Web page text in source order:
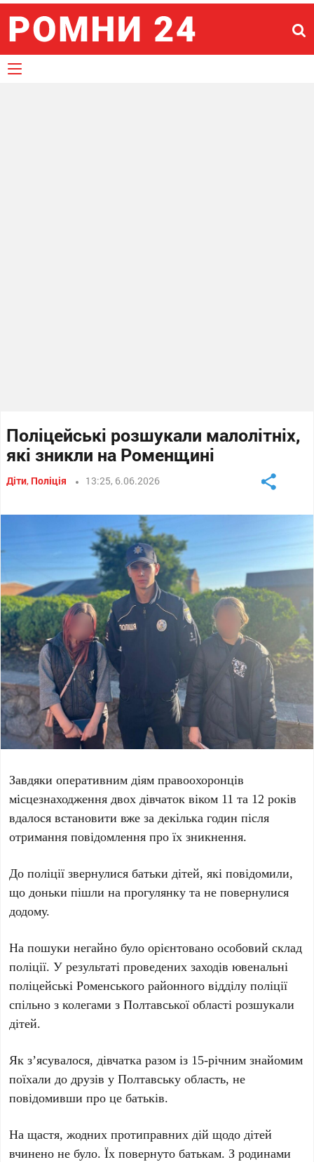
Поліцейські розшукали малолітніх,
які зникли на Роменщині
Діти, Поліція 13:25, 6.06.2026
Завдяки оперативним діям правоохоронців
місцезнаходження двох дівчаток віком 11 та 12 років
вдалося встановити вже за декілька годин після
отримання повідомлення про їх зникнення.
До поліції звернулися батьки дітей, які повідомили,
що доньки пішли на прогулянку та не повернулися
додому.
На пошуки негайно було орієнтовано особовий склад
поліції. У результаті проведених заходів ювенальні
поліцейські Роменського районного відділу поліції
спільно з колегами з Полтавської області розшукали
дітей.
Як з’ясувалося, дівчатка разом із 15-річним знайомим
поїхали до друзів у Полтавську область, не
повідомивши про це батьків.
На щастя, жодних протиправних дій щодо дітей
вчинено не було. Їх повернуто батькам. З родинами